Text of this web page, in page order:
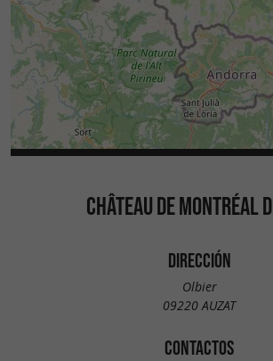
CHÂTEAU DE MONTRÉAL
DIRECCIÓN
Olbier
09220 AUZAT
CONTACTOS